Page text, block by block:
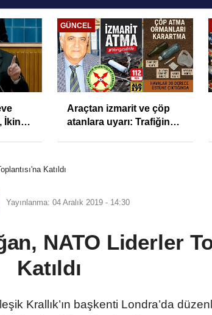
İkinci
GÜNCEL
Araçtan izmarit ve çöp
atanlara uyarı: Trafiğin
Katıldı
Yayınlanma: 04 Aralık 2019 - 14:30
NATO Liderler
Katıldı
Krallık’ın başkenti Londra’da